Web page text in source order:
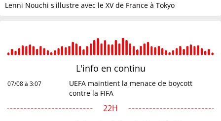
Lenni Nouchi s'illustre avec le XV de France à Tokyo
L'info en continu
07/08 à 3:07
UEFA maintient la menace de boycott
contre la FIFA
22H